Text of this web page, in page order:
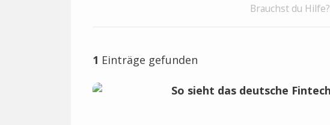
Brauchst du Hilfe?
1 Einträge gefunden